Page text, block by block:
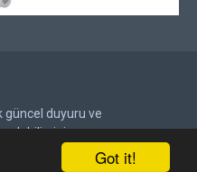
Got it!
güncel duyuru ve
olabilirsiniz.
Gönder